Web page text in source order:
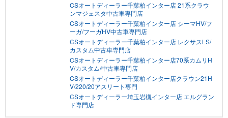
CSオートディーラー千葉柏インター店 21系クラウ
ンマジェスタ中古車専門店
CSオートディーラー千葉柏インター店 シーマHV/フ
ーガ/フーガHV中古車専門店
CSオートディーラー千葉柏インター店 レクサスLS/
カスタム中古車専門店
CSオートディーラー千葉柏インター店70系カムリH
V/カスタム/中古車専門店
CSオートディーラー千葉柏インター店クラウン21H
V/220/20アスリート専門
CSオートディーラー埼玉岩槻インター店 エルグラン
ド専門店